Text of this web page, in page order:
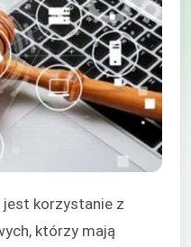
korzystanie z
którzy mają